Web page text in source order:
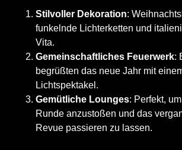
Stilvoller Dekoration:
funkelnde Lichterketten und
Vita.
Gemeinschaftliches Feuerwerk:
begrüßten das neue Jahr mit
Lichtspektakel.
Gemütliche Lounges: Perfekt,
Runde anzustoßen und das
Revue passieren zu lassen.